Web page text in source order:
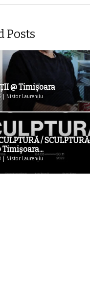
Posts
@ Timişoara
| Nistor Laurențiu
/ SCULPTURĂ
Timişoara...
| Nistor Laurențiu